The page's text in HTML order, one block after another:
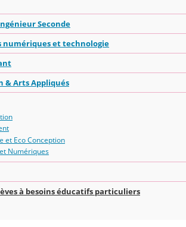
Seconde
numériques et technologie
& Arts Appliqués
et Eco Conception
Numériques
à besoins éducatifs particuliers